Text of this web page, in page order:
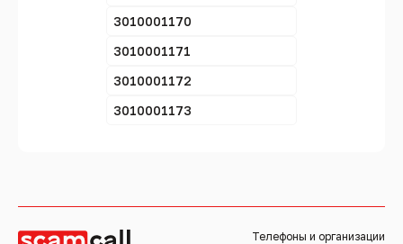
3010001170
3010001171
3010001172
3010001173
Телефоны и организации